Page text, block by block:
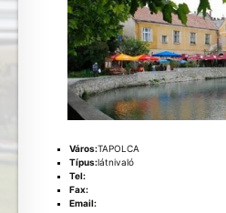
Város:TAPOLCA
Típus:látnivaló
Tel:
Fax:
Email: